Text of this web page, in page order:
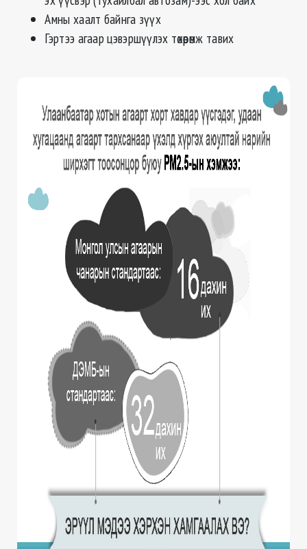
Амны хаалт байнга зүүх
Гэртээ агаар цэвэршүүлэх төхөөрөмж тавих